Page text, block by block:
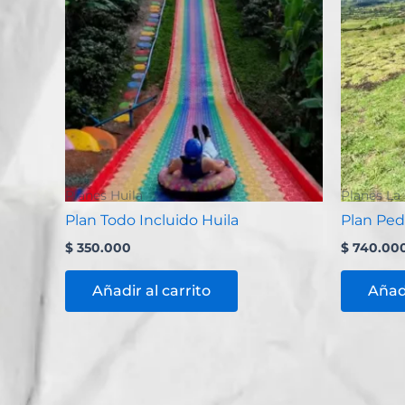
Planes Huila
Plan Todo Incluido Huila
$ 350.000
Añadir al carrito
Planes La
Plan
$